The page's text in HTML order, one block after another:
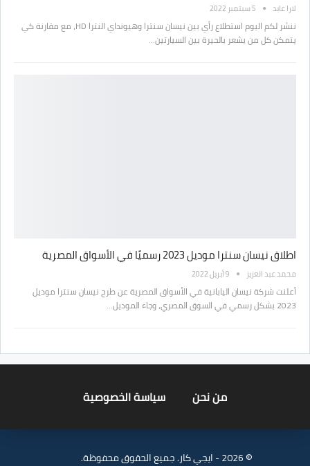
لارا عابد 5 سبتمبر 2022
ننشر لكم اليوم استطلاع رأي بين نيسان سنترا وهيونداي النترا HD، مع مقارنة كي
يتمكن كل من يشعر بالحيرة بين السيارتين…
اطلاق نيسان سنترا موديل 2023 رسميًا في الأسواق المصرية
محمد عبد العزيز 9 أبريل 2022
أعلنت شركة نيسان اليابانية في الأسواق المصرية عن طرح نيسان سنترا موديل
2023 بشكل رسمي في السوق المصري، وجاء الموديل…
من نحن سياسة الخصوصية
© 2026 - ايجي كار. جميع الحقوق محفوظة.